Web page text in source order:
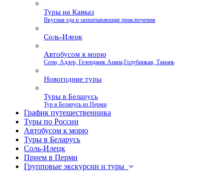
Туры на Кавказ
Вкусная еда и захватывающие приключения
Соль-Илецк
Автобусом к морю
Сочи, Адлер, Геленджик Анапа,Голубицкая, Тамань
Новогодние туры
Туры в Беларусь
Тур в Беларусь из Перми
График путешественника
Туры по России
Автобусом к морю
Туры в Беларусь
Соль-Илецк
Прием в Перми
Групповые экскурсии и туры